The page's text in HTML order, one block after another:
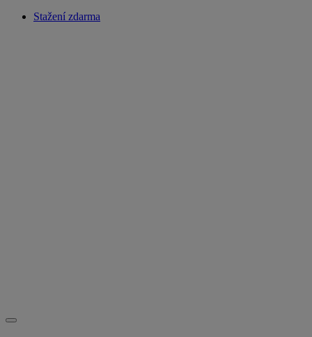
Stažení zdarma